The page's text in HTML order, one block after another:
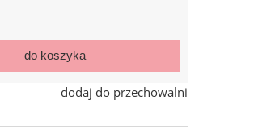
do koszyka
dodaj do przechowalni